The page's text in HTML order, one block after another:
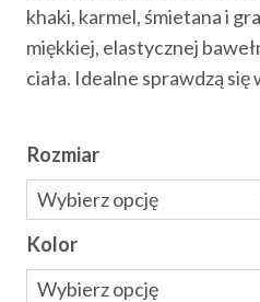
khaki, karmel, śmietana i
miękkiej, elastycznej
ciała. Idealne sprawdzą się
Rozmiar
Kolor